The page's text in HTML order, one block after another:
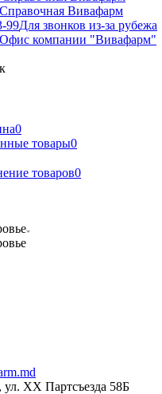
Справочная Вивафарм
99Для звонков из-за рубежа
Офис компании "Вивафарм"
0
товары0
товаров0
ул. ХХ Партсъезда 58Б